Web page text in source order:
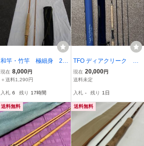
和竿・竹竿 極細身 2本
継 バンブーフライロッ
ド 銘？有り 美品
現在 8,000円
＋送料1,290円
入札 6 残り 17時間
TFO ディアクリーク テ
ンプルフォークアウトフ
ィッターズ 7番11ft
現在 20,000円
送料未定
入札 - 残り 1日
送料無料 送料無料